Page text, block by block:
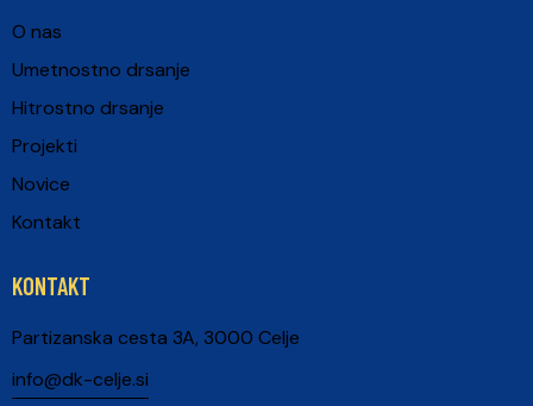
O nas
Umetnostno drsanje
Hitrostno drsanje
Projekti
Novice
Kontakt
KONTAKT
Partizanska cesta 3A, 3000 Celje
info@dk-celje.si